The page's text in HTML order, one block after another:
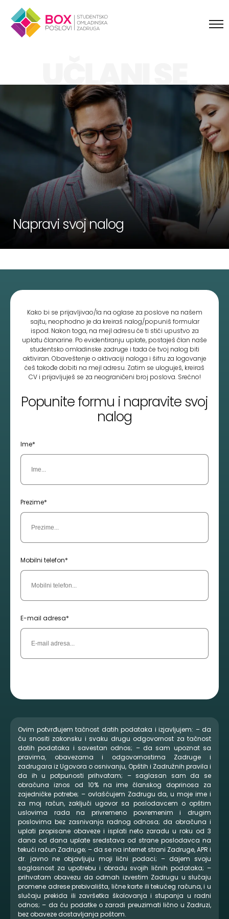
UČLANI SE
Napravi svoj nalog
Kako bi se prijavljivao/la na oglase za poslove na našem
sajtu, neophodno je da kreiraš nalog/popuniš formular
ispod. Nakon toga, na mejl adresu će ti stići upustvo za
uplatu članarine. Po evidentiranju uplate, postaješ član naše
studentsko omladinske zadruge i tada će tvoj nalog biti
aktiviran. Obaveštenje o aktivaciji naloga i šifru za logovanje
ćeš takođe dobiti na mejl adresu. Zatim se uloguješ, kreiraš
CV i prijavljuješ se za neograničeni broj poslova. Srećno!
Popunite formu i napravite svoj
nalog
Ime*
Prezime*
Mobilni telefon*
E-mail adresa*
Ovim potvrđujem tačnost datih podataka i izjavljujem: – da
ću snositi zakonsku i svaku drugu odgovornost za tačnost
datih podataka i savestan odnos; – da sam upoznat sa
pravima, obavezama i odgovornostima Zadruge i
zadrugara iz Ugovora o osnivanju, Opštih i Zadružnih pravila i
da ih u potpunosti prihvatam; – saglasan sam da se
obračuna iznos od 10% na ime članskog doprinosa za
zajedničke potrebe; – ovlašćujem Zadrugu da, u moje ime i
za moj račun, zaključi ugovor sa poslodavcem o opštim
uslovima rada na privremeno povremenim i drugim
poslovima bez zasnivanja radnog odnosa; da obračuna i
uplati propisane obaveze i isplati neto zaradu u roku od 3
dana od dana uplate sredstava od strane poslodavca na
tekući račun Zadruge; – da se na internet strani Zadruge, APR i
dr. javno ne objavljuju moji lični podaci; – dajem svoju
saglasnost za upotrebu i obradu svojih ličnih podataka; –
prihvatam obavezu da odmah izvestim Zadrugu u slučaju
promene adrese prebivališta, lične karte ili tekućeg računa, i u
slučaju prekida ili završetka školovanja i stupanja u radni
odnos; – da ću podatke o zaradi preuzimati lično u Zadruzi,
bez obaveze dostavljanja poštom.